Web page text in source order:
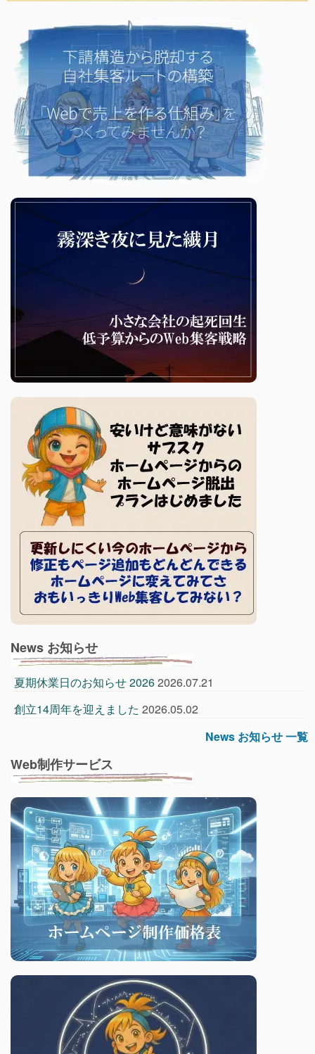
News お知らせ
夏期休業日のお知らせ 20262026.07.21
創立14周年を迎えました 2026.05.02
News お知らせ 一覧
Web制作サービス